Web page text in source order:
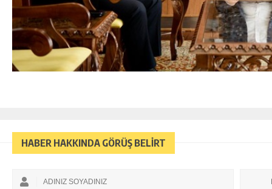
HABER HAKKINDA GÖRÜŞ BELİRT